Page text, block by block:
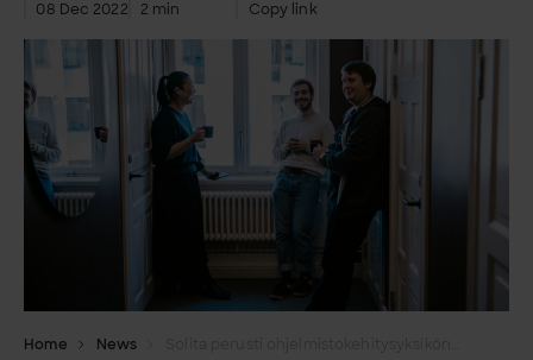
08 Dec 2022
2 min
Copy link
Home News